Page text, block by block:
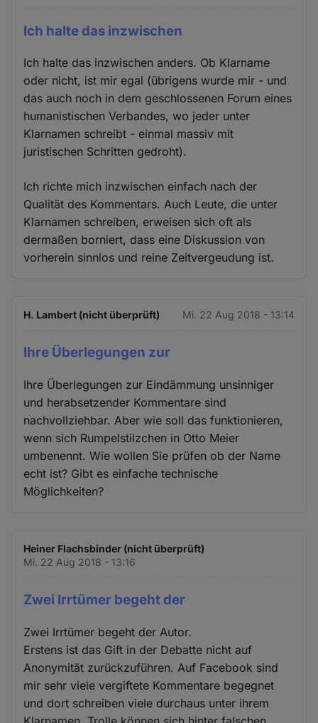
Ich halte das inzwischen
Ich halte das inzwischen anders. Ob Klarname
oder nicht, ist mir egal (übrigens wurde mir - und
das auch noch in dem geschlossenen Forum eines
humanistischen Verbandes, wo jeder unter
Klarnamen schreibt - einmal massiv mit
juristischen Schritten gedroht).
Ich richte mich inzwischen einfach nach der
Qualität des Kommentars. Auch Leute, die unter
Klarnamen schreiben, erweisen sich oft als
dermaßen borniert, dass eine Diskussion von
vorherein sinnlos und reine Zeitvergeudung ist.
H. Lambert (nicht überprüft) Mi. 22 Aug 2018 - 13:14
Ihre Überlegungen zur
Ihre Überlegungen zur Eindämmung unsinniger
und herabsetzender Kommentare sind
nachvollziehbar. Aber wie soll das funktionieren,
wenn sich Rumpelstilzchen in Otto Meier
umbenennt. Wie wollen Sie prüfen ob der Name
echt ist? Gibt es einfache technische
Möglichkeiten?
Heiner Flachsbinder (nicht überprüft)
Mi. 22 Aug 2018 - 13:16
Zwei Irrtümer begeht der
Zwei Irrtümer begeht der Autor.
Erstens ist das Gift in der Debatte nicht auf
Anonymität zurückzuführen. Auf Facebook sind
mir sehr viele vergiftete Kommentare begegnet
und dort schreiben viele durchaus unter ihrem